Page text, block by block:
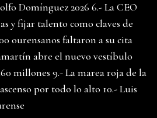
Domínguez 2026 6.- La CEO
y fijar talento como claves de
ourensanos faltaron a su cita
abre el nuevo vestíbulo
millones 9.- La marea roja de la
por todo lo alto 10.- Luis